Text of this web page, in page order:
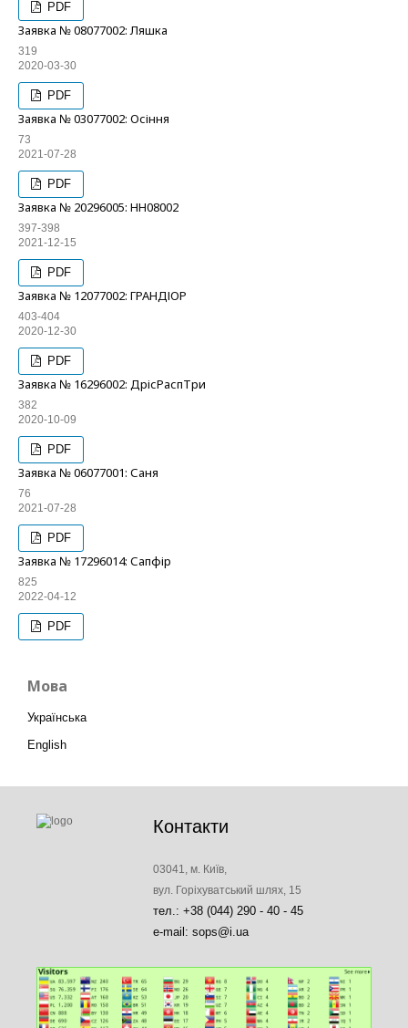
PDF
Заявка № 08077002: Ляшка
319
2020-03-30
PDF
Заявка № 03077002: Осіння
73
2021-07-28
PDF
Заявка № 20296005: НН08002
397-398
2021-12-15
PDF
Заявка № 12077002: ГРАНДІОР
403-404
2020-12-30
PDF
Заявка № 16296002: ДрісРаспТри
382
2020-10-09
PDF
Заявка № 06077001: Саня
76
2021-07-28
PDF
Заявка № 17296014: Сапфір
825
2022-04-12
PDF
Мова
Українська
English
Контакти
03041, м. Київ,
вул. Горіхуватський шлях, 15
тел.: +38 (044) 290 - 40 - 45
e-mail: sops@i.ua